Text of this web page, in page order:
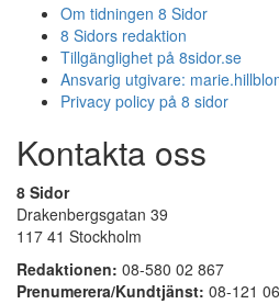
Om tidningen 8 Sidor
8 Sidors redaktion
Tillgänglighet på 8sidor.se
Ansvarig utgivare:
Privacy policy på 8 sidor
Kontakta oss
8 Sidor
Drakenbergsgatan 39
117 41 Stockholm
Redaktionen: 08-580 02 867
Prenumerera/Kundtjänst: 08-121